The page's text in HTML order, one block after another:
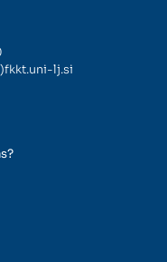
lj.si